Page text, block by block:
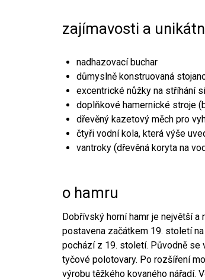
zajímavosti a
nadhazovací buchar
důmyslně konstruovaná
excentrické nůžky na stříhání
doplňkové hamernické stroje
dřevěný kazetový měch pro
čtyři vodní kola, která výše
vantroky (dřevěná koryta na
o hamru
Dobřívský horní hamr je největší a
postavena začátkem 19. století
pochází z 19. století. Původně se
tyčové polotovary. Po rozšíření
výrobu těžkého kovaného nářadí.